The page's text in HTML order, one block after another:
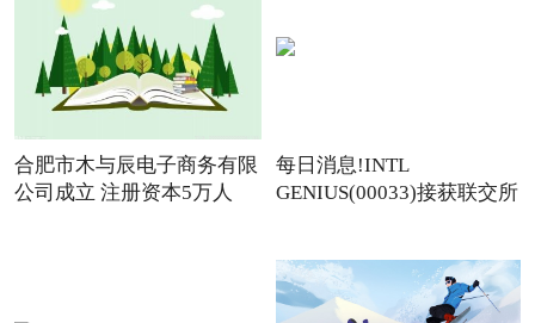
合肥市木与辰电子商务有限
公司成立 注册资本5万人
每日消息!INTL
GENIUS(00033)接获联交所